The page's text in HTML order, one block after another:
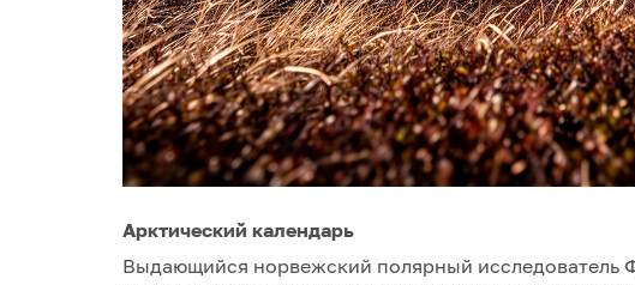
Арктический календарь
Выдающийся норвежский полярный исследователь